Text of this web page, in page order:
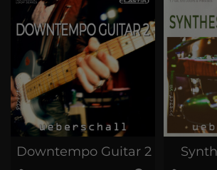
Downtempo Guitar 2